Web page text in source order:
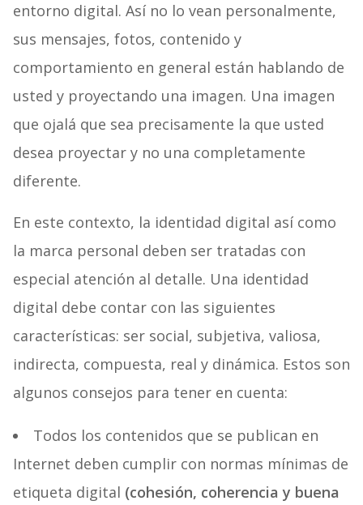
entorno digital. Así no lo vean personalmente,
sus mensajes, fotos, contenido y
comportamiento en general están hablando de
usted y proyectando una imagen. Una imagen
que ojalá que sea precisamente la que usted
desea proyectar y no una completamente
diferente.
En este contexto, la identidad digital así como
la marca personal deben ser tratadas con
especial atención al detalle. Una identidad
digital debe contar con las siguientes
características: ser social, subjetiva, valiosa,
indirecta, compuesta, real y dinámica. Estos son
algunos consejos para tener en cuenta:
Todos los contenidos que se publican en
Internet deben cumplir con normas mínimas de
etiqueta digital (cohesión, coherencia y buena